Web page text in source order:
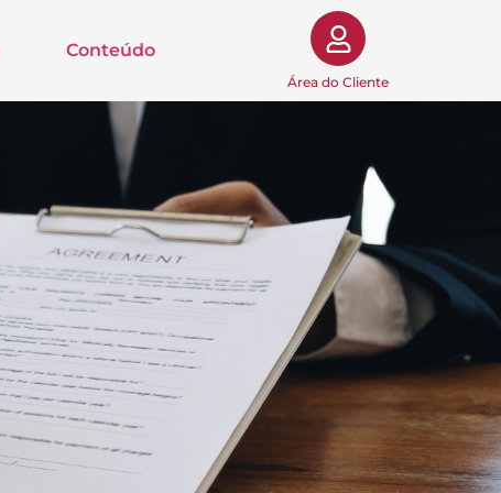
Conteúdo
Área do Cliente